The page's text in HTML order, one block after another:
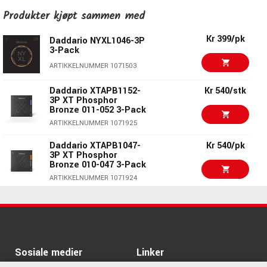
• Designet og produsert til perfeksjon av D'Addario i New
York, USA.
• Plain Steel .016, .022, Phosphor Bronze Wound .029, .048,
.060, .070.
Daddario XSAPB1253
ARTIKKELNUMMER 1069895
Daddario XSAPB1047
ARTIKKELNUMMER 1069893
Kr 285/pk
Daddario XSAPB1152 Kr 285/pk
Daddario XTABR1356 Kr 215
Produkter kjøpt sammen med
Daddario NYXL1046-3P
3-Pack
ARTIKKELNUMMER 1071503
Kr 399/pk
Daddario XTAPB1152-
3P XT Phosphor
Bronze 011-052 3-Pack
ARTIKKELNUMMER 1071925
Kr 540/stk
Daddario XTAPB1047-
3P XT Phosphor
Bronze 010-047 3-Pack
ARTIKKELNUMMER 1071924
Kr 540/pk
Daddario NYXL1149-3P
Dunlop Tortex 1.0mm
418P1.0 12pack
Sosiale medier Linker